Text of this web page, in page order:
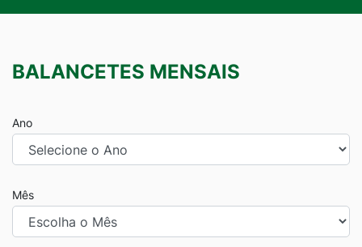
BALANCETES MENSAIS
Ano
Mês